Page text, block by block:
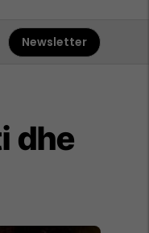
Newsletter
dhe